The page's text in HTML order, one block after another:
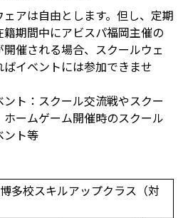
ェアは自由とします。但し、定期
籍期間中にアビスパ福岡主催の
開催される場合、スクールウェ
ばイベントには参加できませ
ト：スクール交流戦やスクー
ホームゲーム開催時のスクール
ント等
多校スキルアップクラス（対